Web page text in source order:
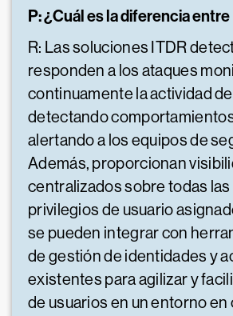
P: ¿Cuál es la diferencia entre
R: Las soluciones ITDR
responden a los ataques
continuamente la actividad
detectando
alertando a los equipos de
Además, proporcionan
centralizados sobre todas
privilegios de usuario
se pueden integrar con
de gestión de identidades y
existentes para agilizar y
de usuarios en un entorno